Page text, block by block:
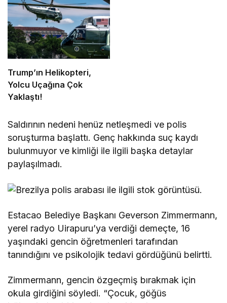
Trump’ın Helikopteri,
Yolcu Uçağına Çok
Yaklaştı!
Saldırının nedeni henüz netleşmedi ve polis
soruşturma başlattı. Genç hakkında suç kaydı
bulunmuyor ve kimliği ile ilgili başka detaylar
paylaşılmadı.
Estacao Belediye Başkanı Geverson Zimmermann,
yerel radyo Uirapuru’ya verdiği demeçte, 16
yaşındaki gencin öğretmenleri tarafından
tanındığını ve psikolojik tedavi gördüğünü belirtti.
Zimmermann, gencin özgeçmiş bırakmak için
okula girdiğini söyledi. “Çocuk, göğüs